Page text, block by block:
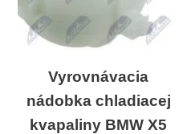
Vyrovnávacia
nádobka chladiacej
kvapaliny BMW X5